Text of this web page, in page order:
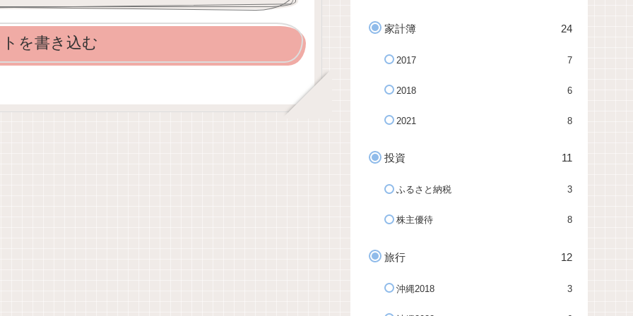
を書き込む
家計簿 24
2017 7
2018 6
2021 8
投資 11
ふるさと納税 3
株主優待 8
旅行 12
沖縄2018 3